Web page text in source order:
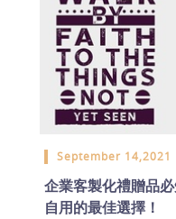
September 14,2021
企業客製化禮贈品
自用的最佳選擇！